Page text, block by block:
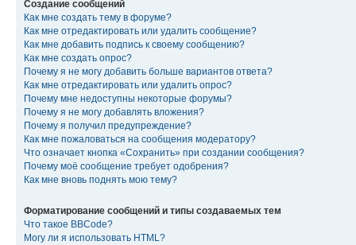
Создание сообщений
Как мне создать тему в форуме?
Как мне отредактировать или удалить сообщение?
Как мне добавить подпись к своему сообщению?
Как мне создать опрос?
Почему я не могу добавить больше вариантов ответа?
Как мне отредактировать или удалить опрос?
Почему мне недоступны некоторые форумы?
Почему я не могу добавлять вложения?
Почему я получил предупреждение?
Как мне пожаловаться на сообщения модератору?
Что означает кнопка «Сохранить» при создании сообщения?
Почему моё сообщение требует одобрения?
Как мне вновь поднять мою тему?
Форматирование сообщений и типы создаваемых тем
Что такое BBCode?
Могу ли я использовать HTML?